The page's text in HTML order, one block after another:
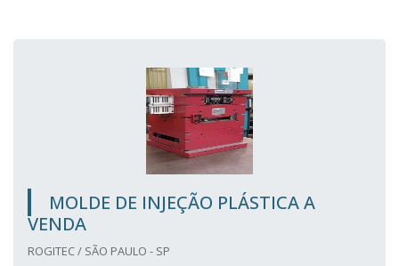
MOLDE DE INJEÇÃO PLÁSTICA A
VENDA
ROGITEC / SÃO PAULO - SP